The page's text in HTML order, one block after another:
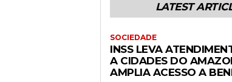
LATEST
SOCIEDADE
INSS LEVA
A CIDADES DO
AMPLIA ACESSO A